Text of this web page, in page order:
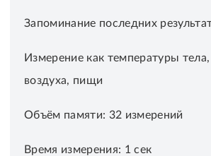
Запоминание последних
Измерение как температуры
воздуха, пищи
Объём памяти: 32 измерений
Время измерения: 1 сек